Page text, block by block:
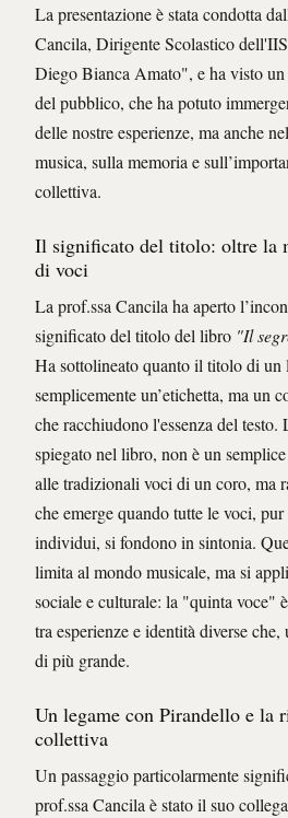
La presentazione è stata condotta
Cancila, Dirigente Scolastico
Diego Bianca Amato", e ha visto
del pubblico, che ha potuto
delle nostre esperienze, ma anche
musica, sulla memoria e
collettiva.
Il significato del titolo: oltre la
di voci
La prof.ssa Cancila ha aperto
significato del titolo del libro "Il
Ha sottolineato quanto il titolo di un
semplicemente un’etichetta, ma un
che racchiudono l'essenza del
spiegato nel libro, non è un
alle tradizionali voci di un coro, ma
che emerge quando tutte le voci,
individui, si fondono in sintonia.
limita al mondo musicale, ma si
sociale e culturale: la "quinta voce"
tra esperienze e identità diverse
di più grande.
Un legame con Pirandello e la
collettiva
Un passaggio particolarmente
prof.ssa Cancila è stato il suo